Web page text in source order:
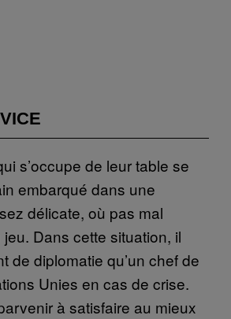
s’occupe de leur table se
embarqué dans une
délicate, où pas mal
jeu. Dans cette situation, il
de diplomatie qu’un chef de
Unies en cas de crise.
à satisfaire au mieux